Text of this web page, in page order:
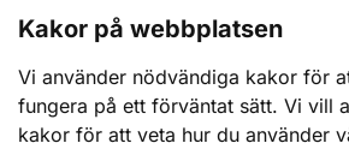
Webbplatsen
Om webbplatsen
Kakor på webbplatsen
Vi använder nödvändiga kakor för
fungera på ett förväntat sätt. Vi vill
kakor för att veta hur du använder